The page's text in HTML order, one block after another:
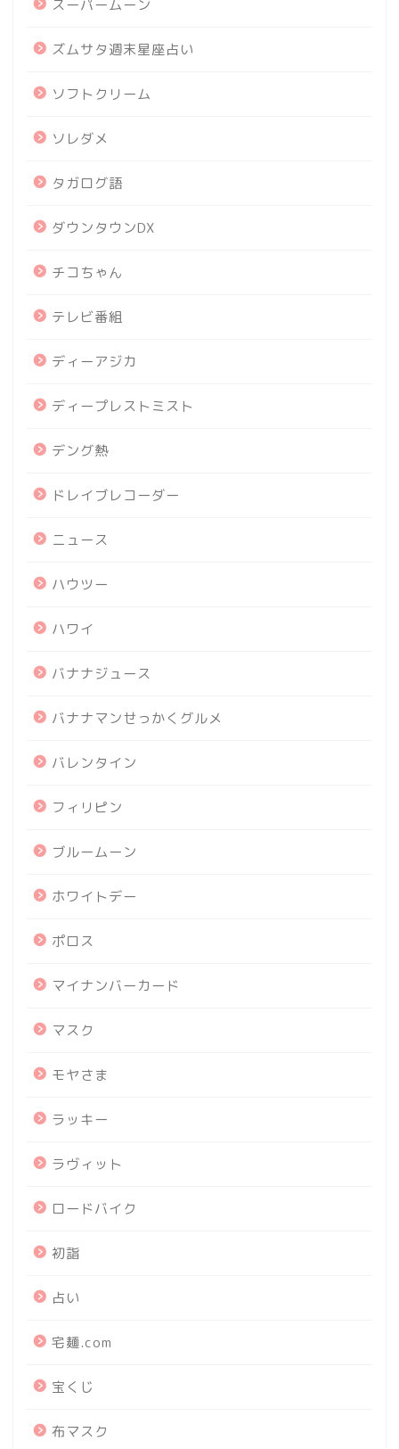
スーパームーン
ズムサタ週末星座占い
ソフトクリーム
ソレダメ
タガログ語
ダウンタウンDX
チコちゃん
テレビ番組
ディーアジカ
ディープレストミスト
デング熱
ドレイブレコーダー
ニュース
ハウツー
ハワイ
バナナジュース
バナナマンせっかくグルメ
バレンタイン
フィリピン
ブルームーン
ホワイトデー
ポロス
マイナンバーカード
マスク
モヤさま
ラッキー
ラヴィット
ロードバイク
初詣
占い
宅麺.com
宝くじ
布マスク